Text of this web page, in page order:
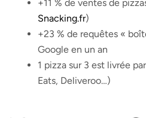
+11 % de ventes de
Snacking.fr)
+23 % de requêtes «
Google en un an
1 pizza sur 3 est livrée
Eats, Deliveroo…)